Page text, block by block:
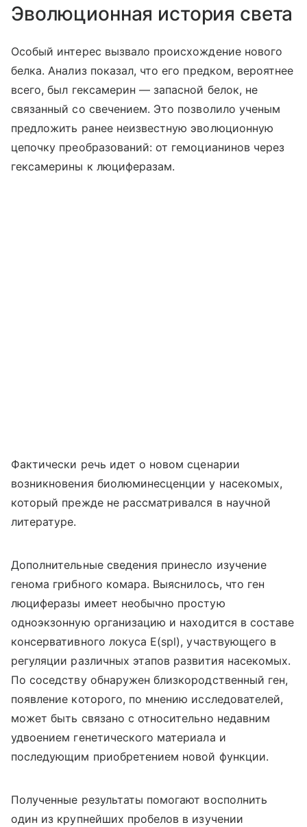
Эволюционная история света
Особый интерес вызвало происхождение нового
белка. Анализ показал, что его предком, вероятнее
всего, был гексамерин — запасной белок, не
связанный со свечением. Это позволило ученым
предложить ранее неизвестную эволюционную
цепочку преобразований: от гемоцианинов через
гексамерины к люциферазам.
Фактически речь идет о новом сценарии
возникновения биолюминесценции у насекомых,
который прежде не рассматривался в научной
литературе.
Дополнительные сведения принесло изучение
генома грибного комара. Выяснилось, что ген
люциферазы имеет необычно простую
одноэкзонную организацию и находится в составе
консервативного локуса E(spl), участвующего в
регуляции различных этапов развития насекомых.
По соседству обнаружен близкородственный ген,
появление которого, по мнению исследователей,
может быть связано с относительно недавним
удвоением генетического материала и
последующим приобретением новой функции.
Полученные результаты помогают восполнить
один из крупнейших пробелов в изучении